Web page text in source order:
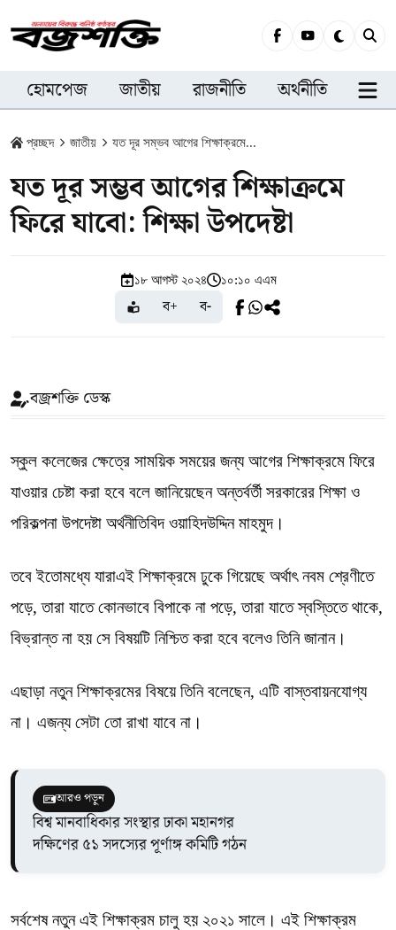
হোমপেজ জাতীয় রাজনীতি অর্থনীতি
প্রচ্ছদ জাতীয় যত দূর সম্ভব আগের শিক্ষাক্রমে...
যত দূর সম্ভব আগের শিক্ষাক্রমে
ফিরে যাবো: শিক্ষা উপদেষ্টা
১৮ আগস্ট ২০২৪ ১০:১০ এএম
ব+ ব-
বজ্রশক্তি ডেস্ক
স্কুল কলেজের ক্ষেত্রে সাময়িক সময়ের জন্য আগের শিক্ষাক্রমে ফিরে
যাওয়ার চেষ্টা করা হবে বলে জানিয়েছেন অন্তর্বর্তী সরকারের শিক্ষা ও
পরিকল্পনা উপদেষ্টা অর্থনীতিবিদ ওয়াহিদউদ্দিন মাহমুদ।
তবে ইতোমধ্যে যারাএই শিক্ষাক্রমে ঢুকে গিয়েছে অর্থাৎ নবম শ্রেণীতে
পড়ে, তারা যাতে কোনভাবে বিপাকে না পড়ে, তারা যাতে স্বস্তিতে থাকে,
বিভ্রান্ত না হয় সে বিষয়টি নিশ্চিত করা হবে বলেও তিনি জানান।
এছাড়া নতুন শিক্ষাক্রমের বিষয়ে তিনি বলেছেন, এটি বাস্তবায়নযোগ্য
না। এজন্য সেটা তো রাখা যাবে না।
আরও পড়ুন
বিশ্ব মানবাধিকার সংস্থার ঢাকা মহানগর
দক্ষিণের ৫১ সদস্যের পূর্ণাঙ্গ কমিটি গঠন
সর্বশেষ নতুন এই শিক্ষাক্রম চালু হয় ২০২১ সালে। এই শিক্ষাক্রম